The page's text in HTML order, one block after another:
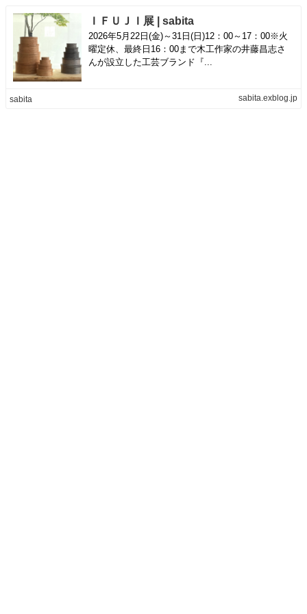
ＩＦＵＪＩ展 | sabita
2026年5月22日(金)～31日(日)12：00～17：00※火
曜定休、最終日16：00まで木工作家の井藤昌志さ
んが設立した工芸ブランド『...
sabita sabita.exblog.jp